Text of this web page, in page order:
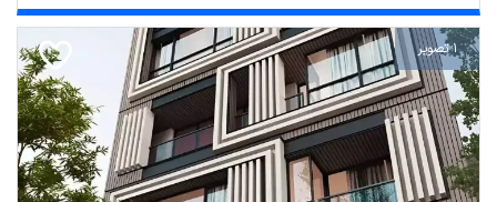
1 تصویر